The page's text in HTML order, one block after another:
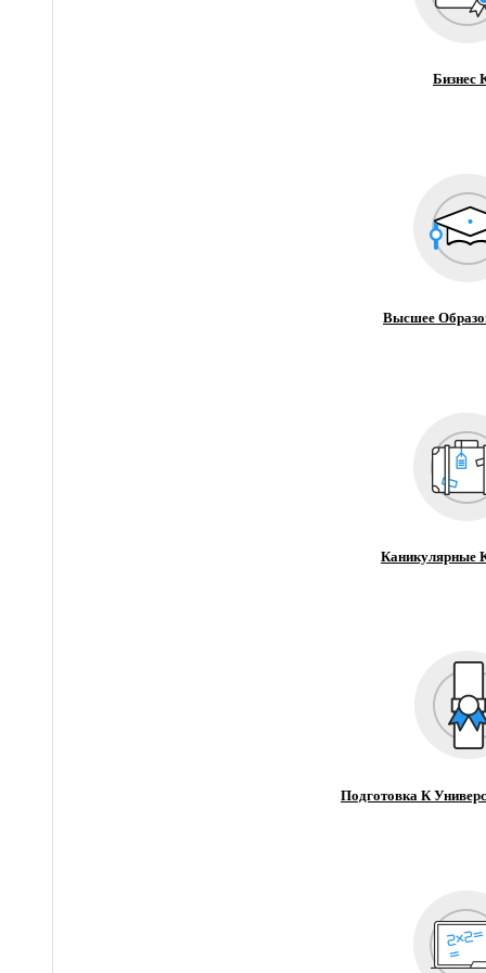
Бизнес
Высшее
Каникулярные
Подготовка К